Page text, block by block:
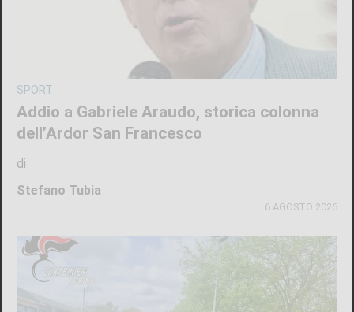
SPORT
Addio a Gabriele Araudo, storica colonna
dell’Ardor San Francesco
di
Stefano Tubia
6 AGOSTO 2026